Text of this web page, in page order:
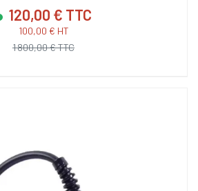
120,00 € TTC
100,00 € HT
1 800,00 € TTC